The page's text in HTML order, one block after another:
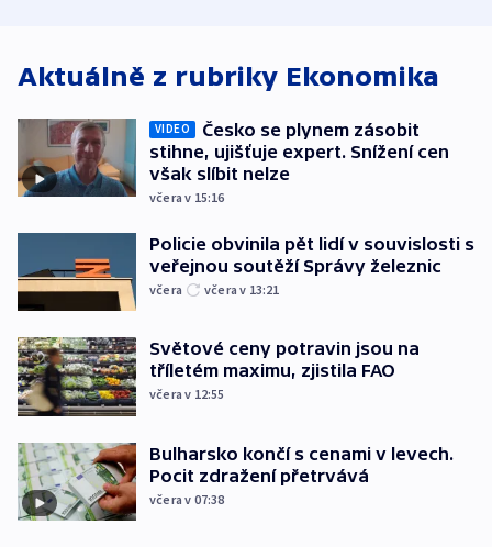
Aktuálně z rubriky Ekonomika
VIDEO
Česko se plynem zásobit
stihne, ujišťuje expert. Snížení cen
však slíbit nelze
včera v 15:16
Policie obvinila pět lidí v souvislosti s
veřejnou soutěží Správy železnic
včera včera v 13:21
Světové ceny potravin jsou na
tříletém maximu, zjistila FAO
včera v 12:55
Bulharsko končí s cenami v levech.
Pocit zdražení přetrvává
včera v 07:38